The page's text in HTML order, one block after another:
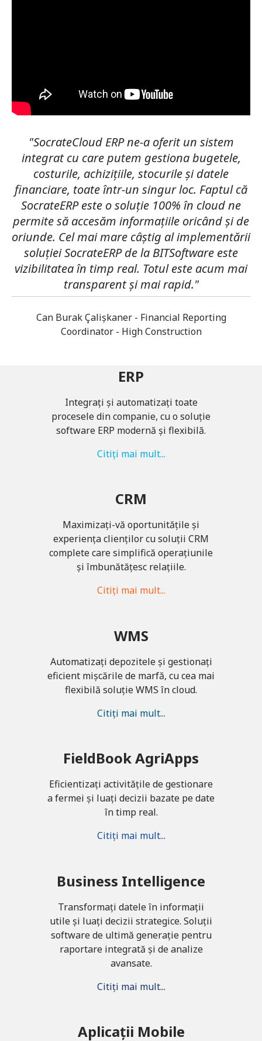
"SocrateCloud ERP ne-a oferit un sistem
integrat cu care putem gestiona bugetele,
costurile, achizițiile, stocurile și datele
financiare, toate într-un singur loc. Faptul că
SocrateERP este o soluție 100% în cloud ne
permite să accesăm informațiile oricând și de
oriunde. Cel mai mare câștig al implementării
soluției SocrateERP de la BITSoftware este
vizibilitatea în timp real. Totul este acum mai
transparent și mai rapid."
Can Burak Çalişkaner - Financial Reporting
Coordinator - High Construction
ERP
Integrați și automatizați toate
procesele din companie, cu o soluție
software ERP modernă și flexibilă.
Citiți mai mult...
CRM
Maximizați-vă oportunitățile și
experiența clienților cu soluții CRM
complete care simplifică operațiunile
și îmbunătățesc relațiile.
Citiți mai mult...
WMS
Automatizați depozitele și gestionați
eficient mișcările de marfă, cu cea mai
flexibilă soluție WMS în cloud.
Citiți mai mult...
FieldBook AgriApps
Eficientizați activitățile de gestionare
a fermei și luați decizii bazate pe date
în timp real.
Citiți mai mult...
Business Intelligence
Transformați datele în informații
utile și luați decizii strategice. Soluții
software de ultimă generație pentru
raportare integrată și de analize
avansate.
Citiți mai mult...
Aplicații Mobile